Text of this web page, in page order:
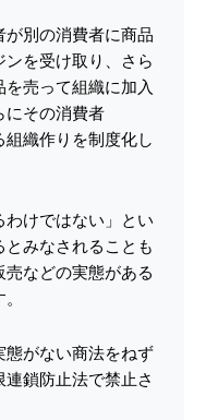
別の消費者に商品
を受け取り、さら
売って組織に加入
にその消費者
織作りを制度化し
わけではない」とい
みなされることも
などの実態がある
態がない商法をねず
鎖防止法で禁止さ